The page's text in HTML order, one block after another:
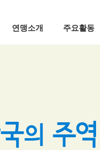
연맹소개 주요활동